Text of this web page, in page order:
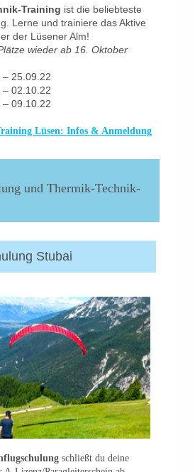
Training ist die beliebteste
Lerne und trainiere das Aktive
der Lüsener Alm!
wieder ab 16. Oktober
– 25.09.22
– 02.10.22
– 09.10.22
Lüsen: Infos & Anmeldung
und Thermik-Technik-
Stubai
schließt du deine